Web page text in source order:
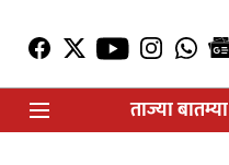
ताज्या बातम्या